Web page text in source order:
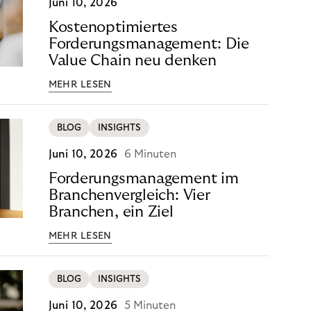
Juni 10, 2026
Kostenoptimiertes
Forderungsmanagement: Die
Value Chain neu denken
MEHR LESEN
BLOG INSIGHTS
Juni 10, 2026 6 Minuten
Forderungsmanagement im
Branchenvergleich: Vier
Branchen, ein Ziel
MEHR LESEN
BLOG INSIGHTS
Juni 10, 2026 5 Minuten